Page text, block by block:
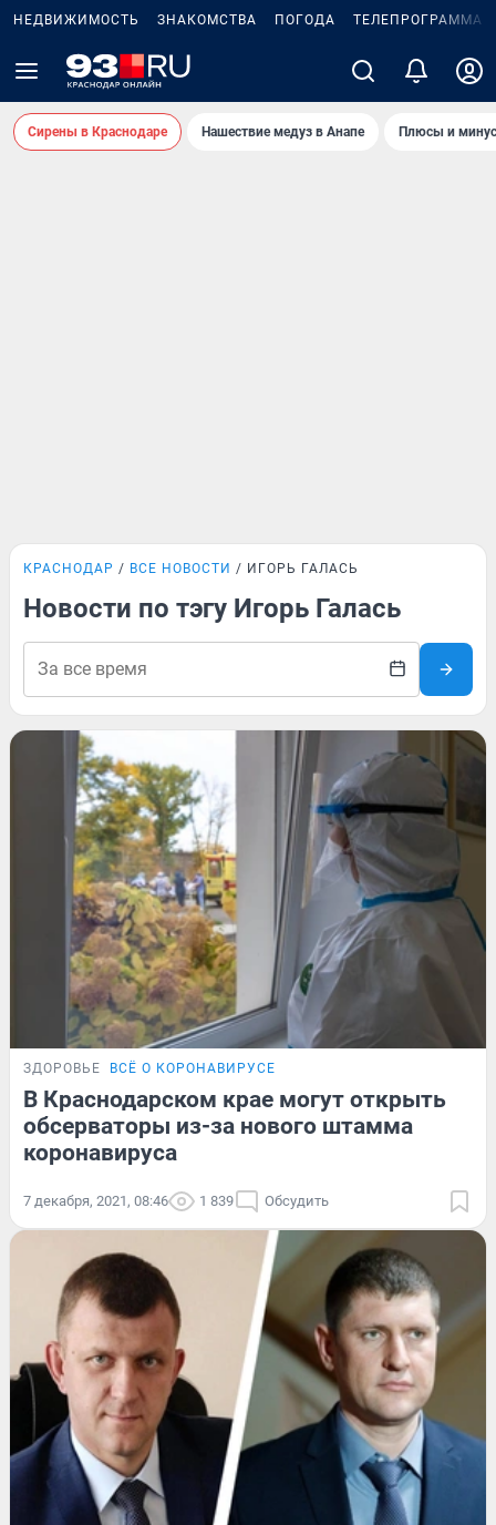
НЕДВИЖИМОСТЬ ЗНАКОМСТВА ПОГОДА ТЕЛЕПРОГРАММА
Сирены в Краснодаре Нашествие медуз в Анапе Плюсы и
КРАСНОДАР ВСЕ НОВОСТИ ИГОРЬ ГАЛАСЬ
Новости по тэгу Игорь Галась
ЗДОРОВЬЕ ВСЁ О КОРОНАВИРУСЕ
В Краснодарском крае могут открыть
обсерваторы из-за нового штамма
коронавируса
7 декабря, 2021, 08:46 1 839 Обсудить